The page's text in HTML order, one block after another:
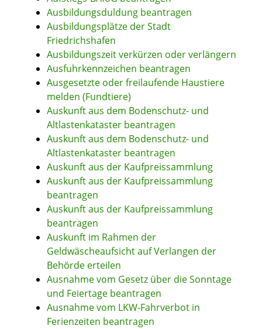
Ausbildungsduldung beantragen
Ausbildungsplätze der Stadt
Friedrichshafen
Ausbildungszeit verkürzen oder verlängern
Ausfuhrkennzeichen beantragen
Ausgesetzte oder freilaufende Haustiere
melden (Fundtiere)
Auskunft aus dem Bodenschutz- und
Altlastenkataster beantragen
Auskunft aus dem Bodenschutz- und
Altlastenkataster beantragen
Auskunft aus der Kaufpreissammlung
Auskunft aus der Kaufpreissammlung
beantragen
Auskunft aus der Kaufpreissammlung
beantragen
Auskunft im Rahmen der
Geldwäscheaufsicht auf Verlangen der
Behörde erteilen
Ausnahme vom Gesetz über die Sonntage
und Feiertage beantragen
Ausnahme vom LKW-Fahrverbot in
Ferienzeiten beantragen